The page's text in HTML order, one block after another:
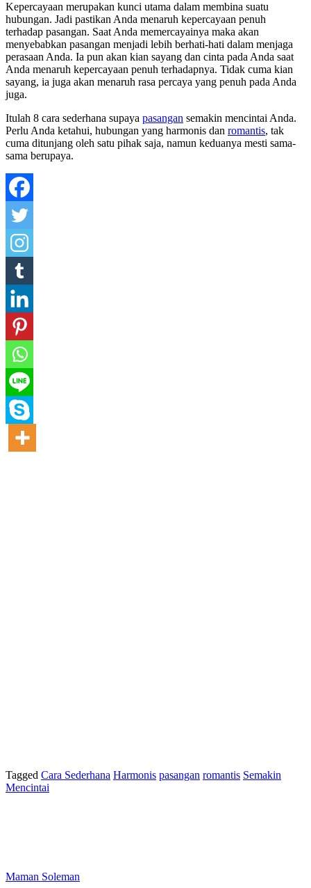
Kepercayaan merupakan kunci utama dalam membina suatu
hubungan. Jadi pastikan Anda menaruh kepercayaan penuh
terhadap pasangan. Saat Anda memercayainya maka akan
menyebabkan pasangan menjadi lebih berhati-hati dalam menjaga
perasaan Anda. Ia pun akan kian sayang dan cinta pada Anda saat
Anda menaruh kepercayaan penuh terhadapnya. Tidak cuma kian
sayang, ia juga akan menaruh rasa percaya yang penuh pada Anda
juga.
Itulah 8 cara sederhana supaya pasangan semakin mencintai Anda.
Perlu Anda ketahui, hubungan yang harmonis dan romantis, tak
cuma ditunjang oleh satu pihak saja, namun keduanya mesti sama-
sama berupaya.
Tagged Cara Sederhana Harmonis pasangan romantis Semakin
Mencintai
Maman Soleman